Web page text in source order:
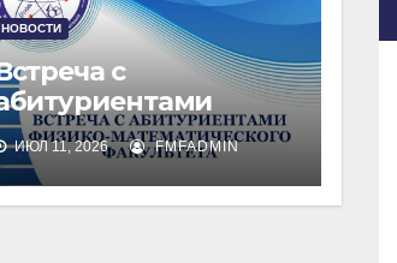
НОВОСТИ
с
и их
ИЮЛ 11, 2026 FMFADMIN